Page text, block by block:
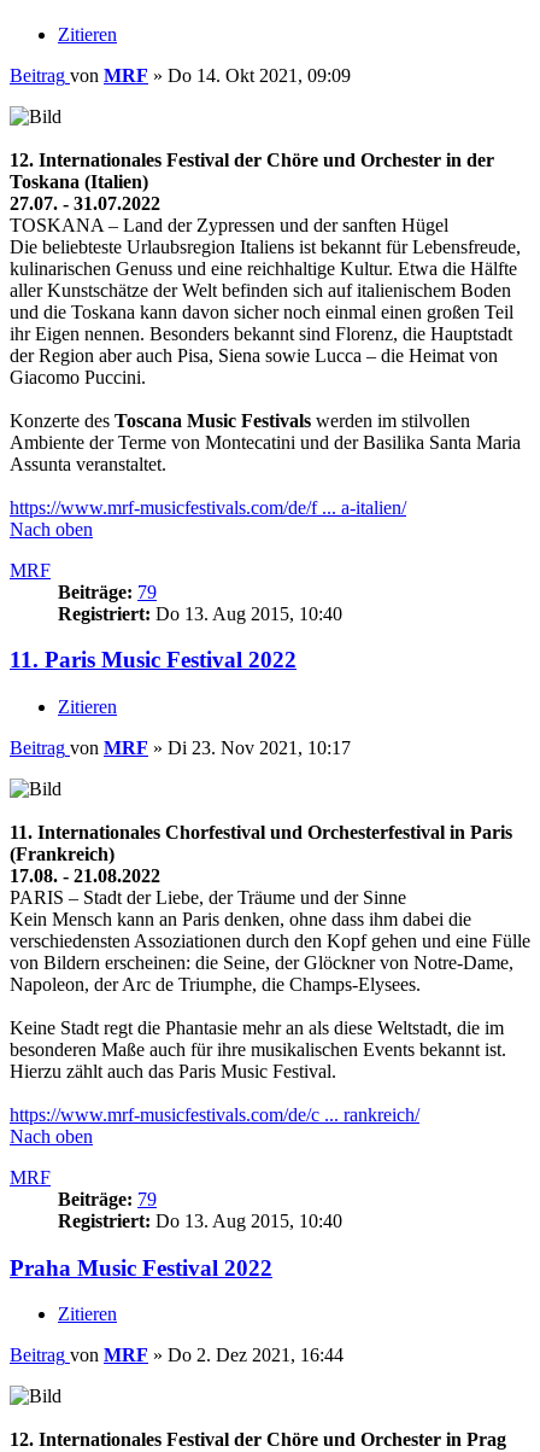
Zitieren
Beitrag von MRF » Do 14. Okt 2021, 09:09
12. Internationales Festival der Chöre und Orchester in der
Toskana (Italien)
27.07. - 31.07.2022
TOSKANA – Land der Zypressen und der sanften Hügel
Die beliebteste Urlaubsregion Italiens ist bekannt für Lebensfreude,
kulinarischen Genuss und eine reichhaltige Kultur. Etwa die Hälfte
aller Kunstschätze der Welt befinden sich auf italienischem Boden
und die Toskana kann davon sicher noch einmal einen großen Teil
ihr Eigen nennen. Besonders bekannt sind Florenz, die Hauptstadt
der Region aber auch Pisa, Siena sowie Lucca – die Heimat von
Giacomo Puccini.
Konzerte des Toscana Music Festivals werden im stilvollen
Ambiente der Terme von Montecatini und der Basilika Santa Maria
Assunta veranstaltet.
https://www.mrf-musicfestivals.com/de/f ... a-italien/
Nach oben
MRF
Beiträge: 79
Registriert: Do 13. Aug 2015, 10:40
11. Paris Music Festival 2022
Zitieren
Beitrag von MRF » Di 23. Nov 2021, 10:17
11. Internationales Chorfestival und Orchesterfestival in Paris
(Frankreich)
17.08. - 21.08.2022
PARIS – Stadt der Liebe, der Träume und der Sinne
Kein Mensch kann an Paris denken, ohne dass ihm dabei die
verschiedensten Assoziationen durch den Kopf gehen und eine Fülle
von Bildern erscheinen: die Seine, der Glöckner von Notre-Dame,
Napoleon, der Arc de Triumphe, die Champs-Elysees.
Keine Stadt regt die Phantasie mehr an als diese Weltstadt, die im
besonderen Maße auch für ihre musikalischen Events bekannt ist.
Hierzu zählt auch das Paris Music Festival.
https://www.mrf-musicfestivals.com/de/c ... rankreich/
Nach oben
MRF
Beiträge: 79
Registriert: Do 13. Aug 2015, 10:40
Praha Music Festival 2022
Zitieren
Beitrag von MRF » Do 2. Dez 2021, 16:44
12. Internationales Festival der Chöre und Orchester in Prag